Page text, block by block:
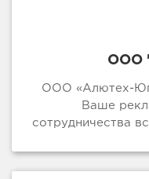
ООО
ООО «Алютех-
Ваше
сотрудничества